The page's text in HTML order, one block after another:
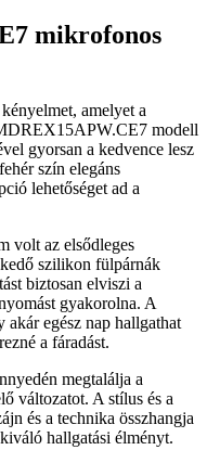
mikrofonos
amelyet a
modell
gyorsan a kedvence lesz
szín elegáns
lehetőséget ad a
volt az elsődleges
szilikon fülpárnák
biztosan elviszi a
gyakorolna. A
egész nap hallgathat
a fáradást.
megtalálja a
változatot. A stílus és a
és a technika összhangja
hallgatási élményt.